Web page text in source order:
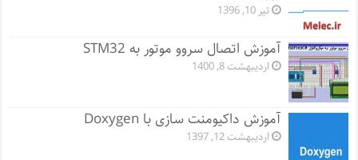
تیر 10, 1396
آموزش اتصال سروو موتور به STM32
اردیبهشت 8, 1400
آموزش داکیومنت سازی با Doxygen
اردیبهشت 12, 1397